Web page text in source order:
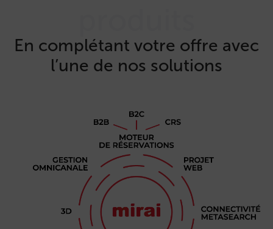
En complétant votre offre avec
l’une de nos solutions